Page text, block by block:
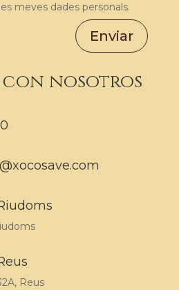
meves dades personals.
Enviar
nosotros
Reus